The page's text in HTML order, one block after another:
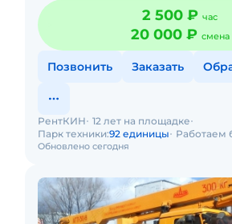
2 500 ₽ час
20 000 ₽ смена
Позвонить Заказать
Обновлено сегодня
РентКИН 12 лет на площадке
Парк техники:92 единицы Работаем